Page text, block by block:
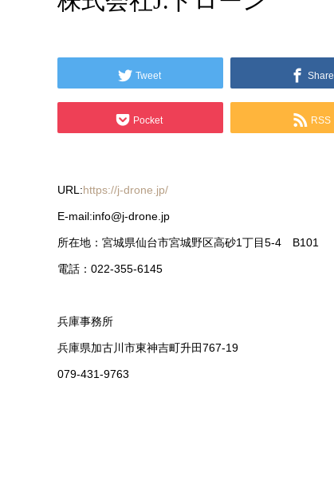
Tweet Share
Pocket RSS
URL:https://j-drone.jp/
E-mail:info@j-drone.jp
所在地：宮城県仙台市宮城野区高砂1丁目5-4 B101
電話：022-355-6145
兵庫事務所
兵庫県加古川市東神吉町升田767-19
079-431-9763